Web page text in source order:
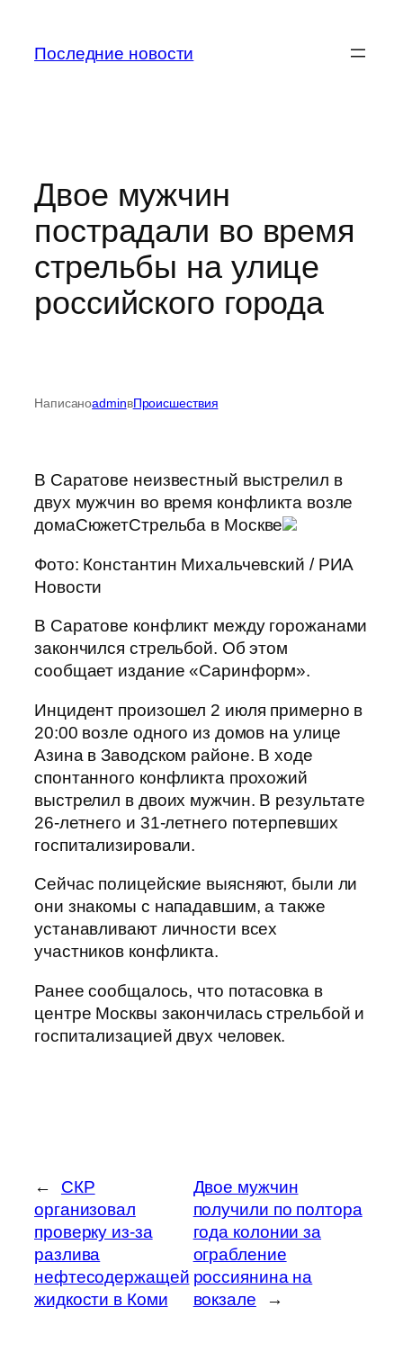
содержимому
Последние новости
Двое мужчин
пострадали во время
стрельбы на улице
российского города
НаписаноadminвПроисшествия
В Саратове неизвестный выстрелил в
двух мужчин во время конфликта возле
домаСюжетСтрельба в Москве
Фото: Константин Михальчевский / РИА
Новости
В Саратове конфликт между горожанами
закончился стрельбой. Об этом
сообщает издание «Саринформ».
Инцидент произошел 2 июля примерно в
20:00 возле одного из домов на улице
Азина в Заводском районе. В ходе
спонтанного конфликта прохожий
выстрелил в двоих мужчин. В результате
26-летнего и 31-летнего потерпевших
госпитализировали.
Сейчас полицейские выясняют, были ли
они знакомы с нападавшим, а также
устанавливают личности всех
участников конфликта.
Ранее сообщалось, что потасовка в
центре Москвы закончилась стрельбой и
госпитализацией двух человек.
←
СКР
организовал
проверку из-за
разлива
нефтесодержащей
жидкости в Коми
Двое мужчин
получили по полтора
года колонии за
ограбление
россиянина на
вокзале
→